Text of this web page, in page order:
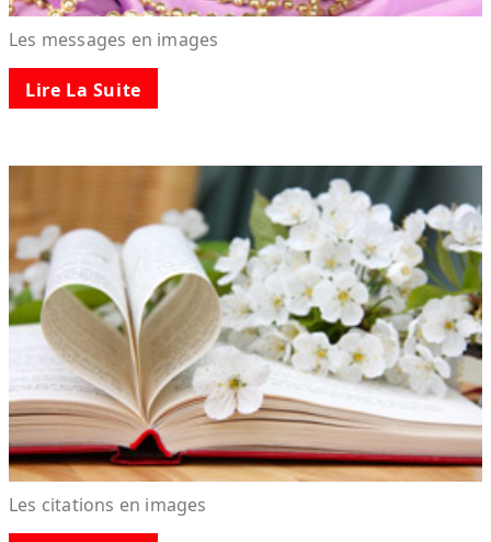
Les messages en images
Lire La Suite
Les citations en images